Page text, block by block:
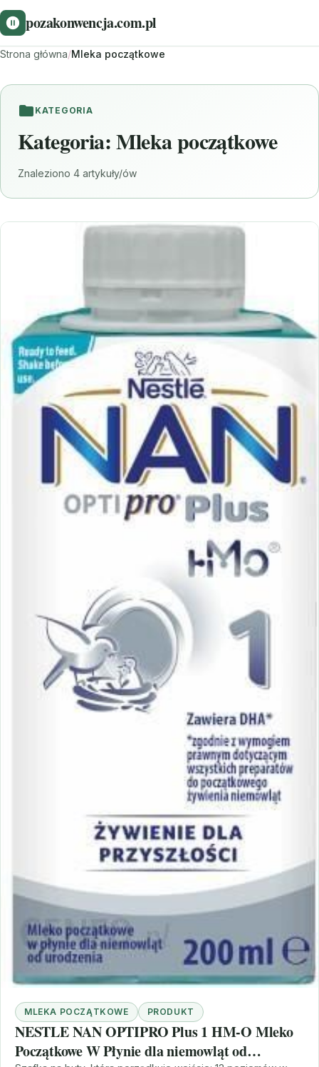
pozakonwencja.com.pl
Strona główna/Mleka początkowe
KATEGORIA
Kategoria:Mleka początkowe
Znaleziono 4 artykuły/ów
MLEKA POCZĄTKOWE PRODUKT
NESTLE NAN OPTIPRO Plus 1 HM-O Mleko
Początkowe W Płynie dla niemowląt od